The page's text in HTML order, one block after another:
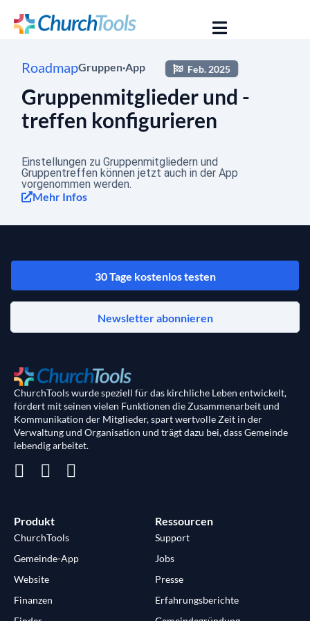
RoadmapGruppen·App Feb. 2025
Gruppenmitglieder und -
treffen konfigurieren
Einstellungen zu Gruppenmitgliedern und
Gruppentreffen können jetzt auch in der App
vorgenommen werden.
Mehr Infos
30 Tage kostenlos testen
Newsletter abonnieren
ChurchTools wurde speziell für das kirchliche Leben entwickelt,
fördert mit seinen vielen Funktionen die Zusammenarbeit und
Kommunikation der Mitglieder, spart wertvolle Zeit in der
Verwaltung und Organisation und trägt dazu bei, dass Gemeinde
lebendig arbeitet.
Produkt
ChurchTools
Gemeinde-App
Website
Finanzen
Ressourcen
Support
Jobs
Presse
Erfahrungsberichte